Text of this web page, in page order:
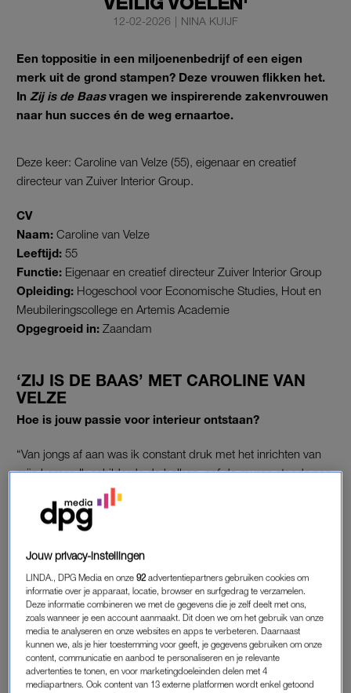
12-02-2026 | NINA KUIJF
Een toppositie in een miljoenenbedrijf of een eigen
merk uit de grond stampen? Deze vrouwen flikken het.
In Zij is de Baasvragen we inspirerende zakenvrouwen
naar hun succes én de weg ernaartoe.
Deze keer: Caroline van Velze (55), eigenaar en creatief
directeur van Zuiver Interior Group.
CV
Naam: Caroline van Velze
Leeftijd: 55
Functie: Eigenaar en creatief directeur Zuiver Interior Group
Opleiding: Hogeschool voor Economische Studies, Hout en
Meubileringscollege en Artemis Academie
Opgegroeid in: Zaandam
‘ZIJ IS DE BAAS’ MET CAROLINE VAN
VELZE
Hoe is jouw passie voor interieur ontstaan?
“Van jongs af aan was ik constant druk met het inrichten van
mijn kamer. Ik schilderde de balken, gaf de muren steeds een
andere kleur en bleef mijn meubels verschuiven tot het precies
stond zoals ik wilde. Waar andere kinderen misschien op sport
of muziek zaten, kon ik uren verdwalen in woonwinkels om
naar stoffen en materialen te kijken. Het zat gewoon in me. Die
drang om ruimtes mooier, warmer en persoonlijker te maken
is eigenlijk nooit meer weggegaan.”
Toch besloot je eerst een andere weg in te slaan?
“Na mijn middelbareschooltijd wist ik niet precies welke
richting ik op wilde. Ik had een voorliefde voor de Franse taal
Jouw privacy-instellingen
LINDA., DPG Media en onze92 advertentiepartners gebruiken cookies om
informatie over je apparaat, locatie, browser en surfgedrag te verzamelen.
Deze informatie combineren we met de gegevens die je zelf deelt met ons,
zoals wanneer je een account aanmaakt. Dit doen we om het gebruik van onze
media te analyseren en onze websites en apps te verbeteren. Daarnaast
kunnen we, als je hier toestemming voor geeft, je gegevens gebruiken om onze
content, communicatie en aanbod te personaliseren en je relevante
advertenties te tonen, en voor marketingdoeleinden delen met 4
mediapartners. Ook content van 13 externe platformen wordt enkel getoond